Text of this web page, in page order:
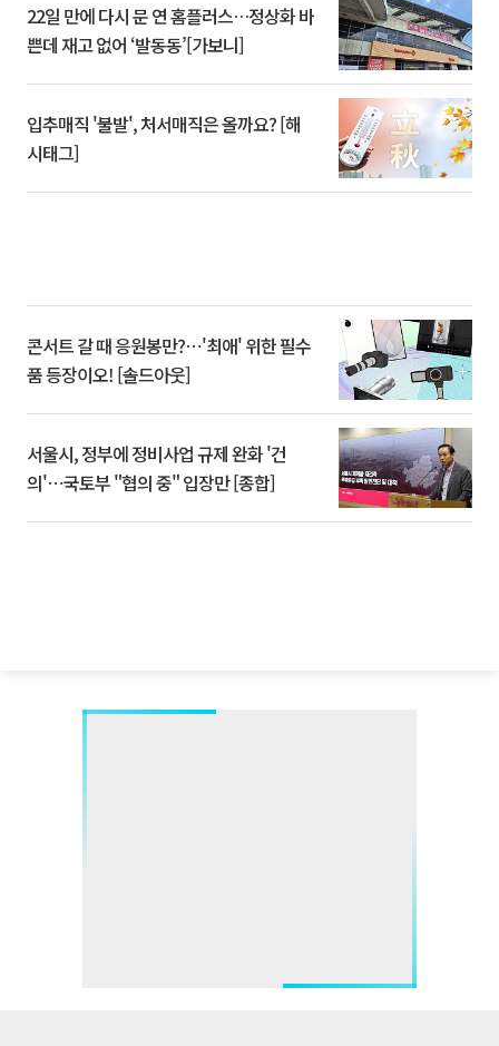
22일 만에 다시 문 연 홈플러스…정상화 바
쁜데 재고 없어 ‘발동동’[가보니]
입추매직 '불발', 처서매직은 올까요? [해
시태그]
콘서트 갈 때 응원봉만?⋯'최애' 위한 필수
품 등장이오! [솔드아웃]
서울시, 정부에 정비사업 규제 완화 '건
의'⋯국토부 "협의 중" 입장만 [종합]